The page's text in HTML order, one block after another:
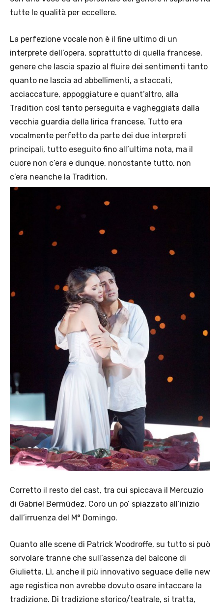
tutte le qualità per eccellere.
La perfezione vocale non è il fine ultimo di un
interprete dell’opera, soprattutto di quella francese,
genere che lascia spazio al fluire dei sentimenti tanto
quanto ne lascia ad abbellimenti, a staccati,
acciaccature, appoggiature e quant’altro, alla
Tradition così tanto perseguita e vagheggiata dalla
vecchia guardia della lirica francese. Tutto era
vocalmente perfetto da parte dei due interpreti
principali, tutto eseguito fino all’ultima nota, ma il
cuore non c’era e dunque, nonostante tutto, non
c’era neanche la Tradition.
Corretto il resto del cast, tra cui spiccava il Mercuzio
di Gabriel Bermùdez, Coro un po’ spiazzato all’inizio
dall’irruenza del M° Domingo.
Quanto alle scene di Patrick Woodroffe, su tutto si può
sorvolare tranne che sull’assenza del balcone di
Giulietta. Lì, anche il più innovativo seguace delle new
age registica non avrebbe dovuto osare intaccare la
tradizione. Di tradizione storico/teatrale, si tratta,